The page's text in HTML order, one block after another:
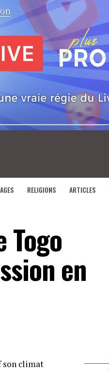
RELIGIONS ARTICLES
en
son climat